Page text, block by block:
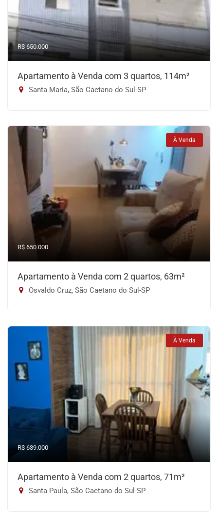
R$ 650.000
Apartamento à Venda com 3 quartos, 114m²
Santa Maria, São Caetano do Sul-SP
À Venda
R$ 650.000
Apartamento à Venda com 2 quartos, 63m²
Osvaldo Cruz, São Caetano do Sul-SP
À Venda
R$ 639.000
Apartamento à Venda com 2 quartos, 71m²
Santa Paula, São Caetano do Sul-SP